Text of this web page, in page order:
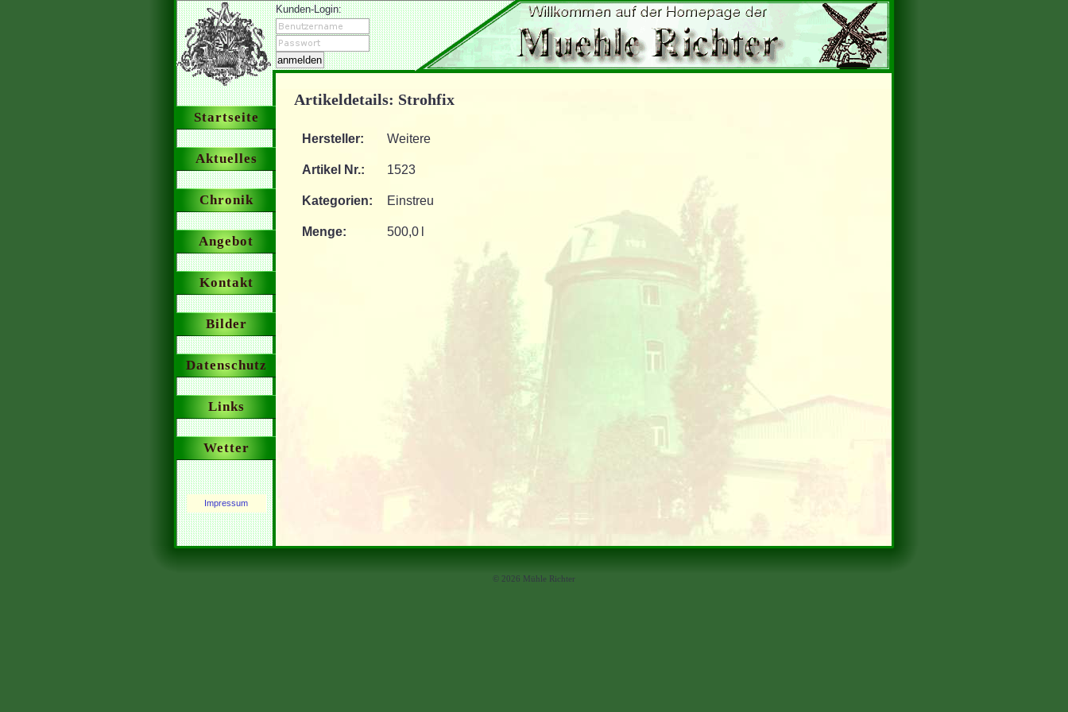
Kunden-Login:
Startseite
Aktuelles
Chronik
Angebot
Kontakt
Bilder
Datenschutz
Links
Wetter
Impressum
Artikeldetails: Strohfix
Hersteller: Weitere
Artikel Nr.: 1523
Kategorien: Einstreu
Menge: 500,0 l
© 2026 Mühle Richter